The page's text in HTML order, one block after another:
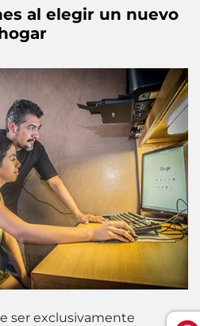
al elegir un nuevo
ser exclusivamente